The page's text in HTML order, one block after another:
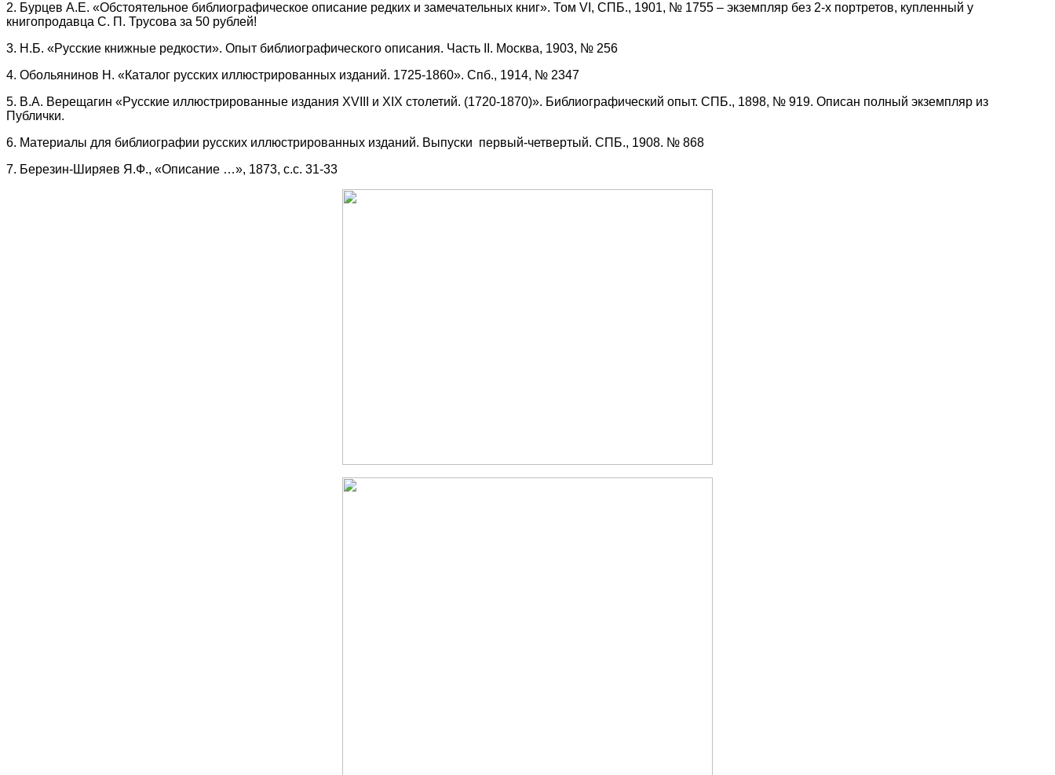
2. Бурцев А.Е. «Обстоятельное библиографическое описание редких и замечательных книг». Том VI, СПБ., 1901, № 1755 – экземпляр без 2-х портретов, купленный у
книгопродавца С. П. Трусова за 50 рублей!
3. Н.Б. «Русские книжные редкости». Опыт библиографического описания. Часть II. Москва, 1903, № 256
4. Обольянинов Н. «Каталог русских иллюстрированных изданий. 1725-1860». Спб., 1914, № 2347
5. В.А. Верещагин «Русские иллюстрированные издания XVIII и XIX столетий. (1720-1870)». Библиографический опыт. СПБ., 1898, № 919. Описан полный экземпляр из
Публички.
6. Материалы для библиографии русских иллюстрированных изданий. Выпуски первый-четвертый. СПБ., 1908. № 868
7. Березин-Ширяев Я.Ф., «Описание …», 1873, с.с. 31-33